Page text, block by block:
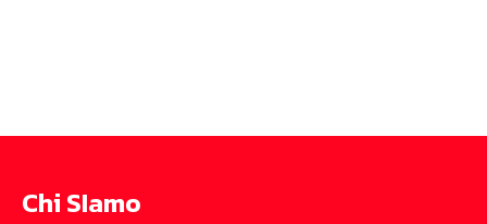
Chi SIamo